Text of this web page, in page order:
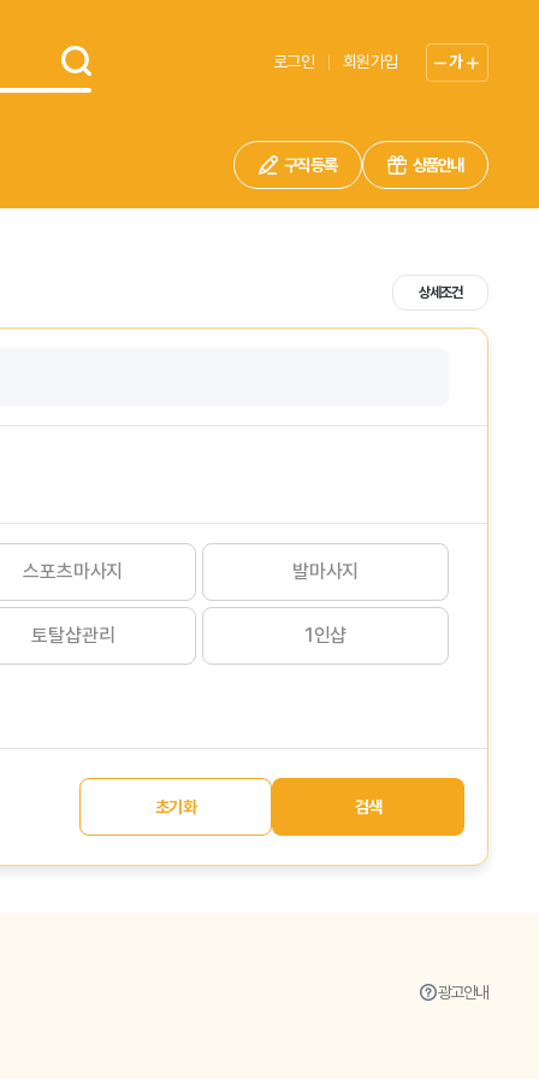
로그인 회원가입 가
구직 등록 상품안내
상세조건
스포츠마사지 발마사지
토탈샵관리 1인샵
초기화 검색
광고안내